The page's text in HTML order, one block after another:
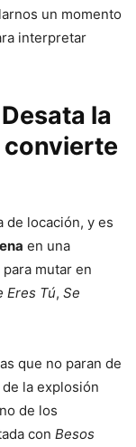
un momento
interpretar
la
convierte
de locación, y es
en una
mutar en
Eres Tú, Se
que no paran de
la explosión
de los
con Besos